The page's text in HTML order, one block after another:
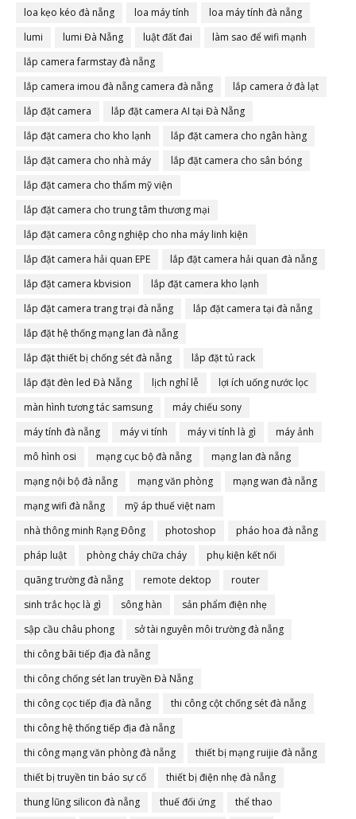
loa kẹo kéo đà nẵng loa máy tính
loa máy tính đà nẵng
lumi
lumi Đà Nẵng luật đất đai
làm sao để wifi mạnh
lắp camera farmstay đà nẵng
lắp camera imou đà nẵng camera đà nẵng
lắp camera ở đà lạt
lắp đặt camera
lắp đặt camera AI tại Đà Nẵng
lắp đặt camera cho kho lạnh
lắp đặt camera cho ngân hàng
lắp đặt camera cho nhà máy
lắp đặt camera cho sân bóng
lắp đặt camera cho thẩm mỹ viện
lắp đặt camera cho trung tâm thương mại
lắp đặt camera công nghiệp cho nha máy linh kiện
lắp đặt camera hải quan EPE
lắp đặt camera hải quan đà nẵng
lắp đặt camera kbvision
lắp đặt camera kho lạnh
lắp đặt camera trang trại đà nẵng
lắp đặt camera tại đà nẵng
lắp đặt hệ thống mạng lan đà nẵng
lắp đặt thiết bị chống sét đà nẵng
lắp đặt tủ rack
lắp đặt đèn led Đà Nẵng
lịch nghỉ lễ
lợi ích uống nước lọc
màn hình tương tác samsung
máy chiếu sony
máy tính đà nẵng
máy vi tính máy vi tính là gì
máy ảnh
mô hình osi
mạng cục bộ đà nẵng
mạng lan đà nẵng
mạng nội bộ đà nẵng
mạng văn phòng
mạng wan đà nẵng
mạng wifi đà nẵng
mỹ áp thuế việt nam
nhà thông minh Rạng Đông
photoshop
pháo hoa đà nẵng
pháp luật
phòng cháy chữa cháy
phụ kiện kết nối
quãng trường đà nẵng
remote dektop
router
sinh trắc học là gì
sông hàn
sản phẩm điện nhẹ
sập cầu châu phong
sở tài nguyên môi trường đà nẵng
thi công bãi tiếp địa đà nẵng
thi công chống sét lan truyền Đà Nẵng
thi công cọc tiếp địa đà nẵng
thi công cột chống sét đà nẵng
thi công hệ thống tiếp địa đà nẵng
thi công mạng văn phòng đà nẵng
thiết bị mạng ruijie đà nẵng
thiết bị truyền tin báo sự cố
thiết bị điện nhẹ đà nẵng
thung lũng silicon đà nẵng
thuế đối ứng
thể thao